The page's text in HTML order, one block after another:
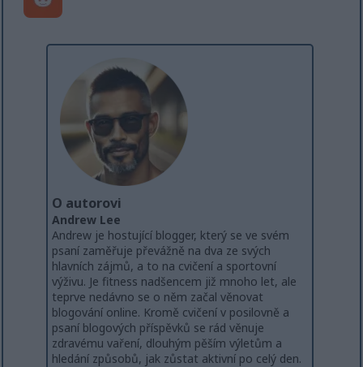
O autorovi
Andrew Lee
Andrew je hostující blogger, který se ve svém
psaní zaměřuje převážně na dva ze svých
hlavních zájmů, a to na cvičení a sportovní
výživu. Je fitness nadšencem již mnoho let, ale
teprve nedávno se o něm začal věnovat
blogování online. Kromě cvičení v posilovně a
psaní blogových příspěvků se rád věnuje
zdravému vaření, dlouhým pěším výletům a
hledání způsobů, jak zůstat aktivní po celý den.